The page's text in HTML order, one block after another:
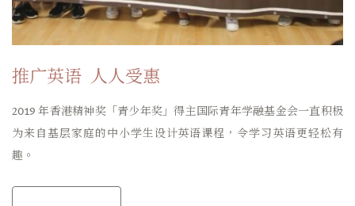
推广英语 人人受惠
2019 年香港精神奖「青少年奖」得主国际青年学融基金会一直积极
为来自基层家庭的中小学生设计英语课程，令学习英语更轻松有
趣。